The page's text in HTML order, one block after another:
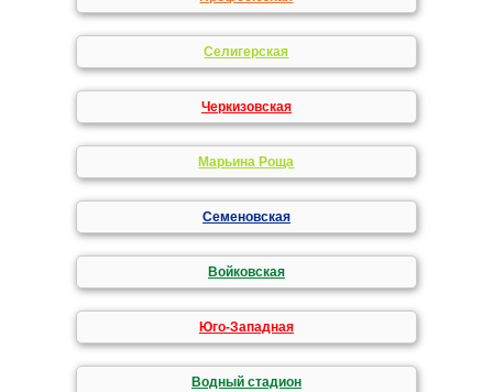
Селигерская
Черкизовская
Марьина Роща
Семеновская
Войковская
Юго-Западная
Водный стадион